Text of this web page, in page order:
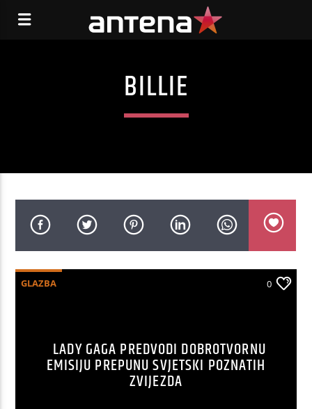
BILLIE
GLAZBA 0
LADY GAGA PREDVODI DOBROTVORNU
EMISIJU PREPUNU SVJETSKI POZNATIH
ZVIJEZDA